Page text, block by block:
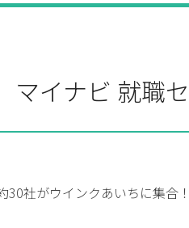
マイナビ 就
社がウインクあいちに集合！